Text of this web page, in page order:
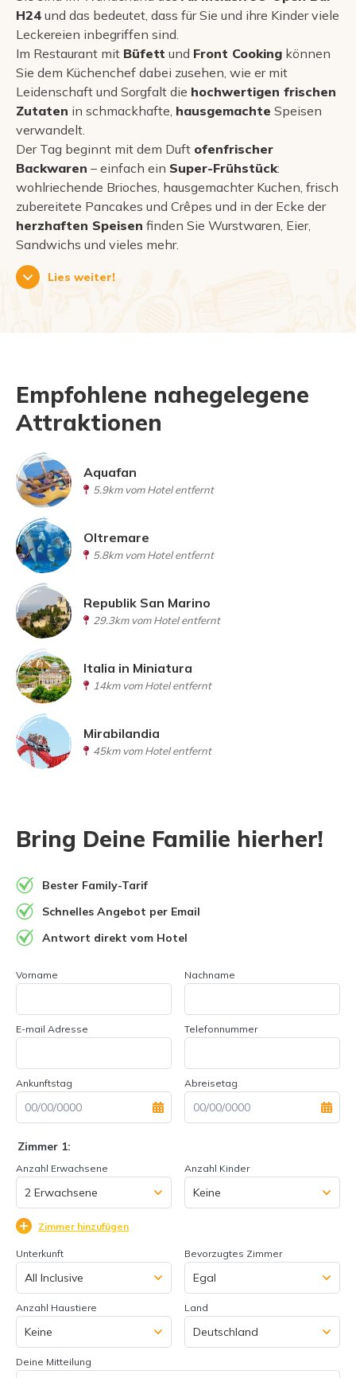
H24 und das bedeutet, dass für Sie und ihre Kinder viele
Leckereien inbegriffen sind.
Im Restaurant mit Büfett und Front Cooking können
Sie dem Küchenchef dabei zusehen, wie er mit
Leidenschaft und Sorgfalt die hochwertigen frischen
Zutaten in schmackhafte, hausgemachte Speisen
verwandelt.
Der Tag beginnt mit dem Duft ofenfrischer
Backwaren – einfach ein Super-Frühstück:
wohlriechende Brioches, hausgemachter Kuchen, frisch
zubereitete Pancakes und Crêpes und in der Ecke der
herzhaften Speisen finden Sie Wurstwaren, Eier,
Sandwichs und vieles mehr.
Lies weiter!
Empfohlene nahegelegene
Attraktionen
Aquafan
5.9km vom Hotel entfernt
Oltremare
5.8km vom Hotel entfernt
Republik San Marino
29.3km vom Hotel entfernt
Italia in Miniatura
14km vom Hotel entfernt
Mirabilandia
45km vom Hotel entfernt
Bring Deine Familie hierher!
Bester Family-Tarif
Schnelles Angebot per Email
Antwort direkt vom Hotel
Vorname Nachname
E-mail Adresse Telefonnummer
Ankunftstag Abreisetag
Zimmer 1:
Anzahl Erwachsene Anzahl Kinder
Zimmer hinzufügen
Unterkunft Bevorzugtes Zimmer
Anzahl Haustiere Land
Deine Mitteilung